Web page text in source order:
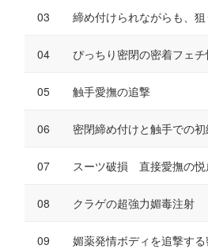
締め付けられながらも、
ぴっちり密閉の密着フェ
触手愛撫の追撃
密閉締め付けと触手での
スーツ破損 直接愛撫の悦
クラゲの超強力媚毒注射
媚薬発情ボディを追撃す